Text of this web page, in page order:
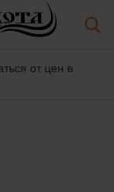
от цен в